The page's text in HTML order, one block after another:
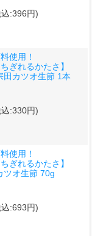
:396円)
使用！
ぎれるかたさ】
カツオ生節 1本
:330円)
使用！
ぎれるかたさ】
オ生節 70g
:693円)